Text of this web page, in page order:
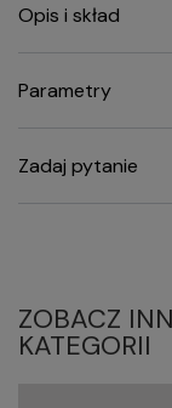
Opis i skład
Parametry
Zadaj pytanie
ZOBACZ
KATEGORII